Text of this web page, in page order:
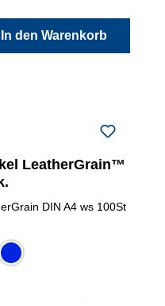
In den Warenkorb
LeatherGrain™
DIN A4 ws 100St
blau